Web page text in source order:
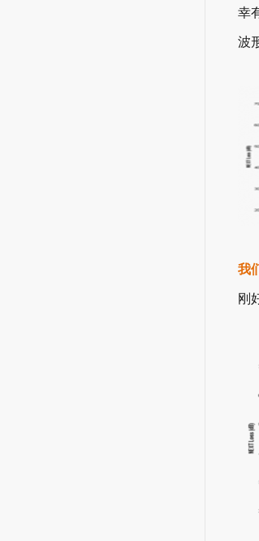
幸
波
我
刚